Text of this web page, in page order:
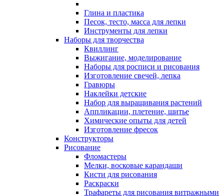
Глина и пластика
Песок, тесто, масса для лепки
Инструменты для лепки
Наборы для творчества
Квиллинг
Выжигание, моделирование
Наборы для росписи и рисования
Изготовление свечей, лепка
Гравюры
Наклейки детские
Набор для выращивания растений
Аппликации, плетение, шитье
Химические опыты для детей
Изготовление фресок
Конструкторы
Рисование
Фломастеры
Мелки, восковые карандаши
Кисти для рисования
Раскраски
Трафареты для рисования витражными